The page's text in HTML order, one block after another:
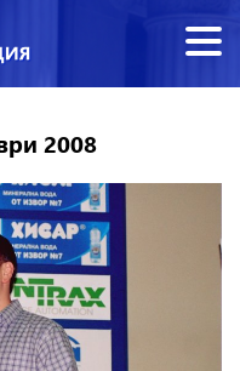
2008